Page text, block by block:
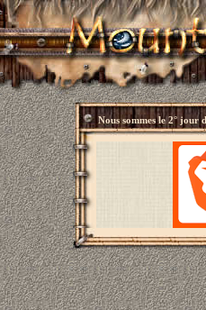
Nous sommes le2° jour